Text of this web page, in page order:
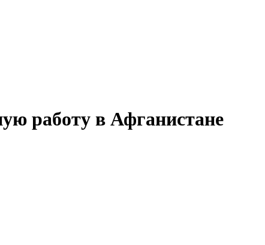
работу в Афганистане